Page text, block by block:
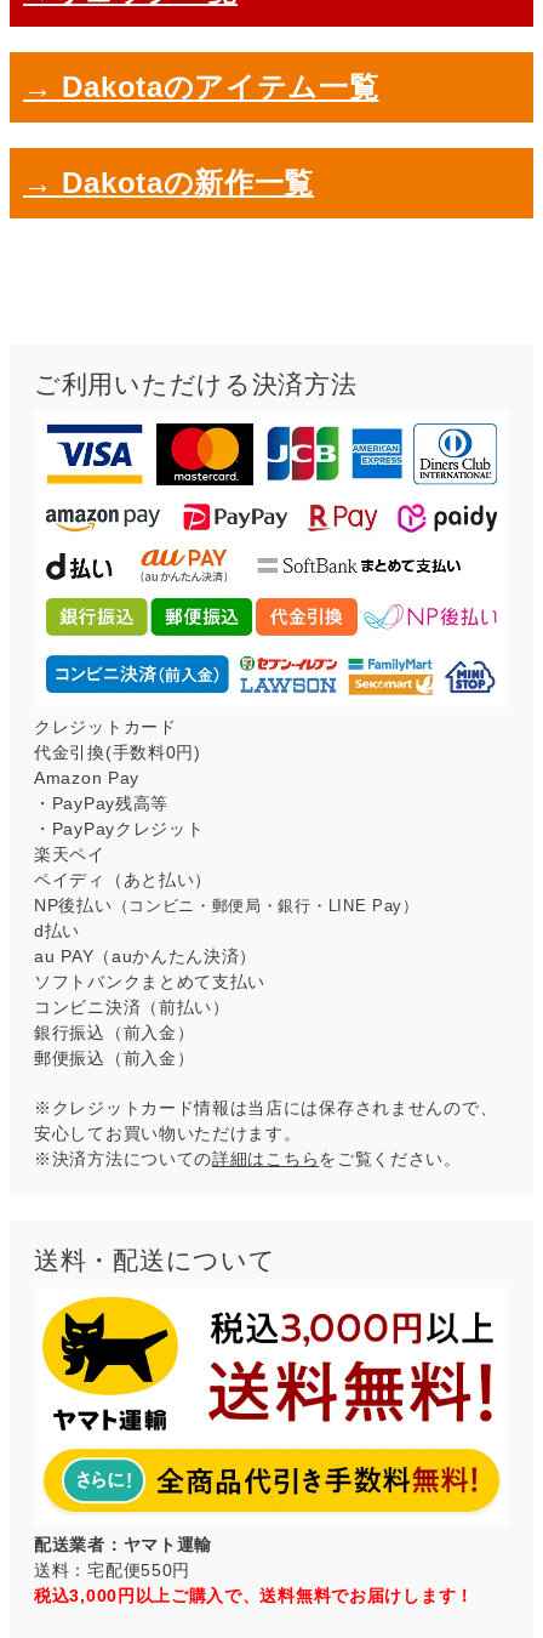
→ Dakotaのアイテム一覧
→ Dakotaの新作一覧
ご利用いただける決済方法
クレジットカード
代金引換(手数料0円)
Amazon Pay
・PayPay残高等
・PayPayクレジット
楽天ペイ
ペイディ（あと払い）
NP後払い （コンビニ・郵便局・銀行・LINE Pay）
d払い
au PAY（auかんたん決済）
ソフトバンクまとめて支払い
コンビニ決済（前払い）
銀行振込（前入金）
郵便振込（前入金）
※クレジットカード情報は当店には保存されませんので、
安心してお買い物いただけます。
※決済方法についての詳細はこちらをご覧ください。
送料・配送について
配送業者：ヤマト運輸
送料：宅配便550円
税込3,000円以上ご購入で、送料無料でお届けします！